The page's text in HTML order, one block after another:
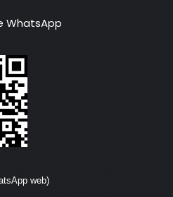
WhatsApp
web)